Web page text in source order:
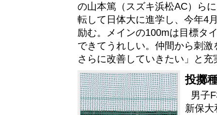
の山本篤（スズキ浜松AC）ら
転して日体大に進学し、今年4
励む。メインの100mは目標タ
できてうれしい。仲間から刺
さらに改善していきたい」と
投擲
男子
新保大